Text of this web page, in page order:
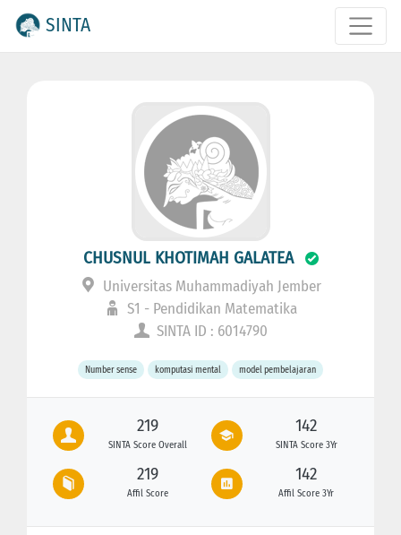
SINTA
CHUSNUL KHOTIMAH GALATEA
Universitas Muhammadiyah Jember
S1 - Pendidikan Matematika
SINTA ID : 6014790
Number sense komputasi mental model pembelajaran
219
SINTA Score Overall
142
SINTA Score 3Yr
219
Affil Score
142
Affil Score 3Yr